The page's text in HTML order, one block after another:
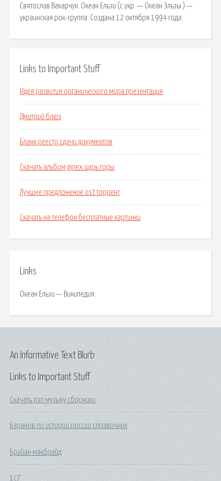
Святослав Вакарчук. Океан Ельзи (с укр. — Океан Эльзы ) —
украинская рок-группа. Создана 12 октября 1994 года.
Links to Important Stuff
Идея развития органического мира презентация
Дмитрий блюз
Бланк реестр сдачи документов
Скачать альбом ginex царь горы
Лучшее предложение ost торрент
Скачать на телефон бесплатные картинки
Links
Океан Ельзи — Википедия.
Links to Important Stuff
Скачать рэп музыку сборники
Баранов по истории россии справочник
Брайан макбрайд
1с7
An Informative Text Blurb